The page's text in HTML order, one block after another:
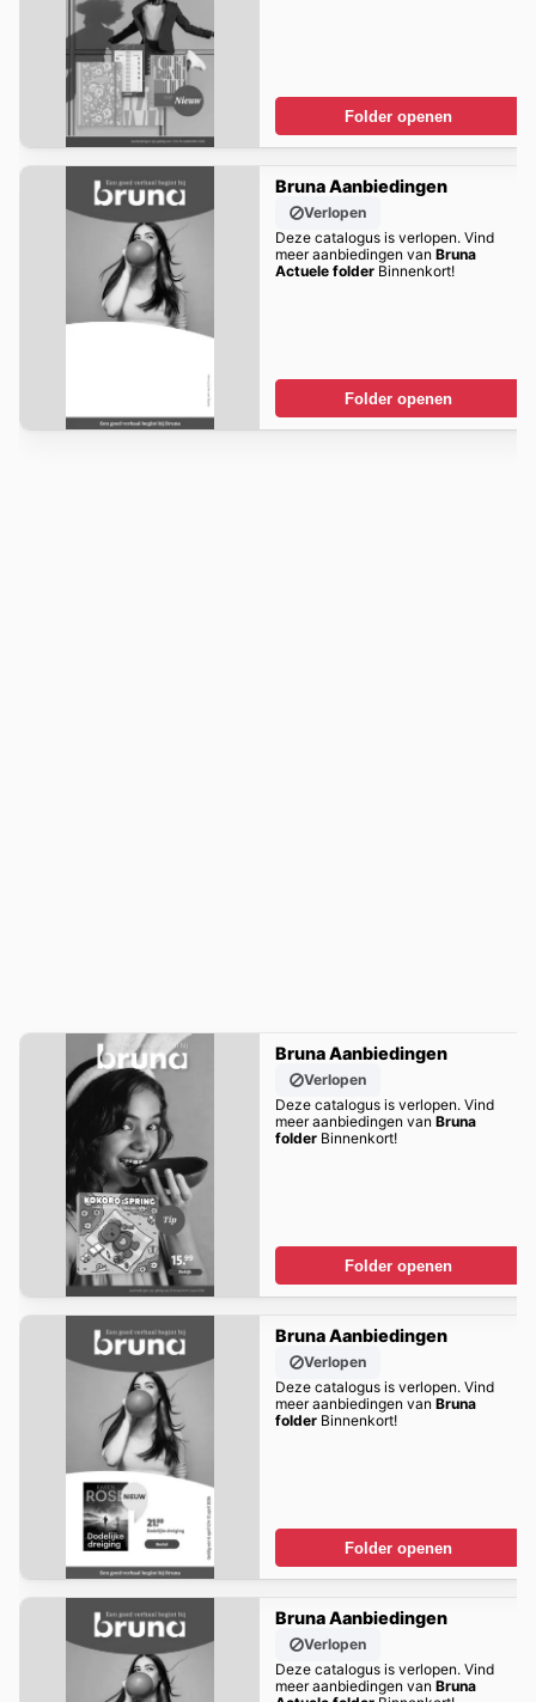
Folder openen
Bruna Aanbiedingen
Verlopen
Deze catalogus is verlopen. Vind
meer aanbiedingen van Bruna
Actuele folderBinnenkort!
Folder openen
Bruna Aanbiedingen
Verlopen
Deze catalogus is verlopen. Vind
meer aanbiedingen van Bruna
folderBinnenkort!
Folder openen
Bruna Aanbiedingen
Verlopen
Deze catalogus is verlopen. Vind
meer aanbiedingen van Bruna
folderBinnenkort!
Folder openen
Bruna Aanbiedingen
Verlopen
Deze catalogus is verlopen. Vind
meer aanbiedingen van Bruna